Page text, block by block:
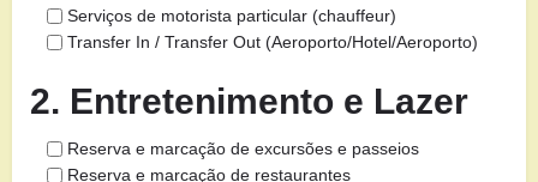
Serviços de motorista particular (chauffeur)
Transfer In / Transfer Out (Aeroporto/Hotel/Aeroporto)
2. Entretenimento e Lazer
Reserva e marcação de excursões e passeios
Reserva e marcação de restaurantes